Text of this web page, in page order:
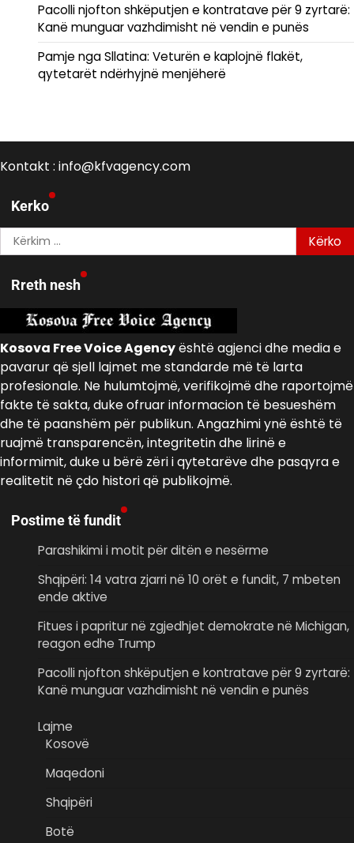
Pacolli njofton shkëputjen e kontratave për 9 zyrtarë:
Kanë munguar vazhdimisht në vendin e punës
Pamje nga Sllatina: Veturën e kaplojnë flakët,
qytetarët ndërhyjnë menjëherë
Kontakt : info@kfvagency.com
Kerko
Kërko
për:
Rreth nesh
Kosova Free Voice Agencyështë agjenci dhe media e
pavarur që sjell lajmet me standarde më të larta
profesionale. Ne hulumtojmë, verifikojmë dhe raportojmë
fakte të sakta, duke ofruar informacion të besueshëm
dhe të paanshëm për publikun. Angazhimi ynë është të
ruajmë transparencën, integritetin dhe lirinë e
informimit, duke u bërë zëri i qytetarëve dhe pasqyra e
realitetit në çdo histori që publikojmë.
Postime të fundit
Parashikimi i motit për ditën e nesërme
Shqipëri: 14 vatra zjarri në 10 orët e fundit, 7 mbeten
ende aktive
Fitues i papritur në zgjedhjet demokrate në Michigan,
reagon edhe Trump
Pacolli njofton shkëputjen e kontratave për 9 zyrtarë:
Kanë munguar vazhdimisht në vendin e punës
Lajme
Kosovë
Maqedoni
Shqipëri
Botë